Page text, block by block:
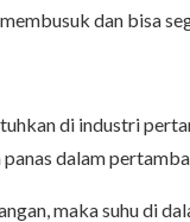
dan bisa
di industri
dalam
maka suhu di